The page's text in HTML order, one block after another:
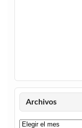
Archivos
Archivos